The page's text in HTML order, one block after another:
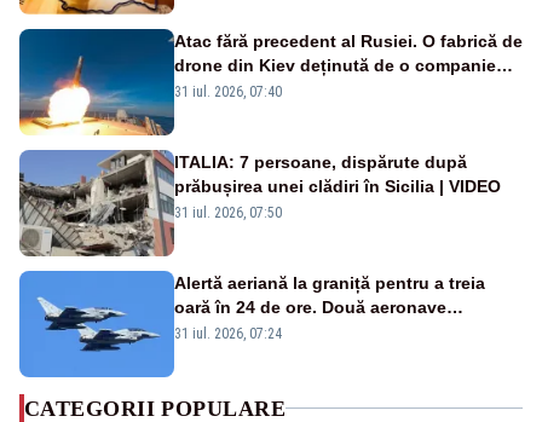
Atac fără precedent al Rusiei. O fabrică de
drone din Kiev deținută de o companie
americană, distrusă de o rachetă
31 iul. 2026, 07:40
ITALIA: 7 persoane, dispărute după
prăbușirea unei clădiri în Sicilia | VIDEO
31 iul. 2026, 07:50
Alertă aeriană la graniță pentru a treia
oară în 24 de ore. Două aeronave
Eurofighter britanice au fost ridicate de la
31 iul. 2026, 07:24
CATEGORII POPULARE